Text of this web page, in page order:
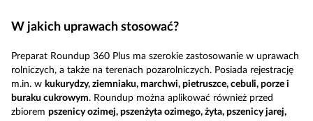
W jakich uprawach stosować?
Preparat Roundup 360 Plus ma szerokie zastosowanie w uprawach
rolniczych, a także na terenach pozarolniczych. Posiada rejestrację
m.in. w kukurydzy, ziemniaku, marchwi, pietruszce, cebuli, porze i
buraku cukrowym. Roundup można aplikować również przed
zbiorem pszenicy ozimej, pszenżyta ozimego, żyta, pszenicy jarej,